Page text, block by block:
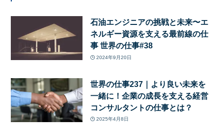
石油エンジニアの挑戦と未来〜エ
ネルギー資源を支える最前線の仕
事 世界の仕事#38
2024年9月20日
世界の仕事237｜より良い未来を
一緒に！企業の成長を支える経営
コンサルタントの仕事とは？
2025年4月8日